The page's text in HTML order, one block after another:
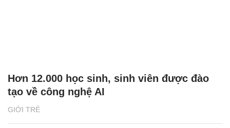
GIỚI TRẺ
Hơn 12.000 học sinh, sinh viên được đào
tạo về công nghệ AI